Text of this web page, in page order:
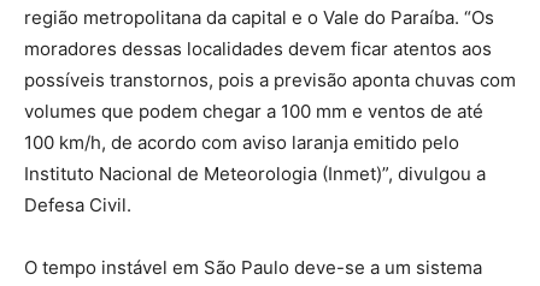
região metropolitana da capital e o Vale do Paraíba. “Os
moradores dessas localidades devem ficar atentos aos
possíveis transtornos, pois a previsão aponta chuvas com
volumes que podem chegar a 100 mm e ventos de até
100 km/h, de acordo com aviso laranja emitido pelo
Instituto Nacional de Meteorologia (Inmet)”, divulgou a
Defesa Civil.
O tempo instável em São Paulo deve-se a um sistema